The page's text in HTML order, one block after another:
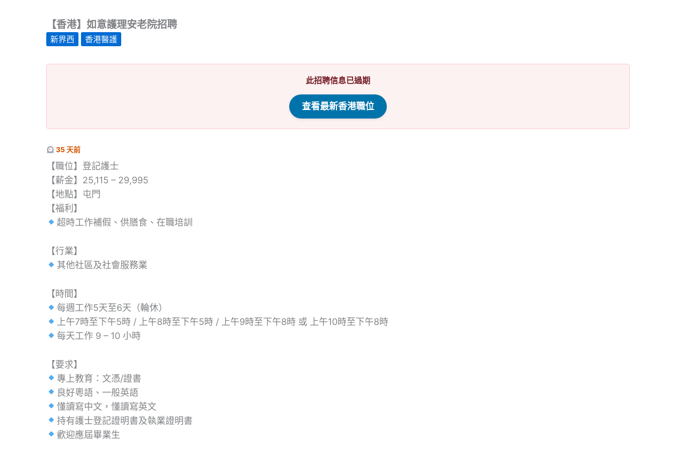
【香港】如意護理安老院招聘
新界西 香港醫護
此招聘信息已過期
查看最新香港職位
35 天前
【職位】登記護士
【薪金】25,115 – 29,995
【地點】屯門
【福利】
超時工作補假、供膳食、在職培訓
【行業】
其他社區及社會服務業
【時間】
每週工作5天至6天（輪休）
上午7時至下午5時 / 上午8時至下午5時 / 上午9時至下午8時 或 上午10時至下午8時
每天工作 9 – 10 小時
【要求】
專上教育：文憑/證書
良好粵語、一般英語
懂讀寫中文，懂讀寫英文
持有護士登記證明書及執業證明書
歡迎應屆畢業生